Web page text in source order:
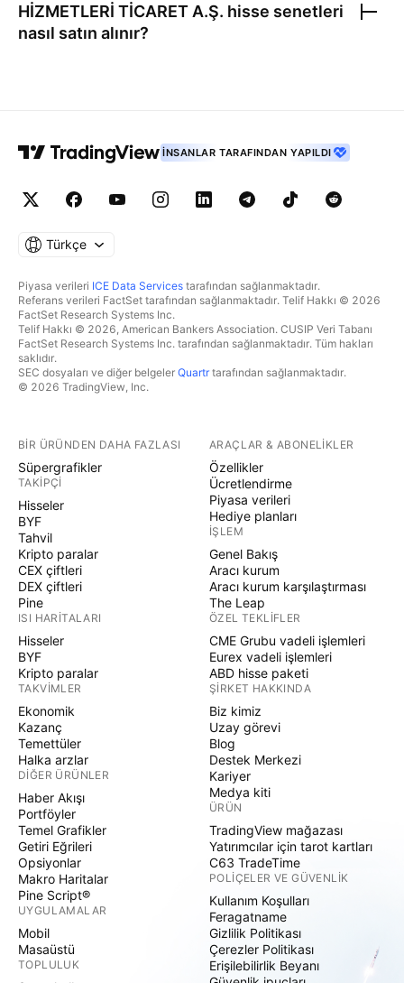
HİZMETLERİ TİCARET A.Ş. hisse senetleri
nasıl satın alınır?
İNSANLAR TARAFINDAN YAPILDI
Türkçe
Piyasa verileri ICE Data Services tarafından sağlanmaktadır.
Referans verileri FactSet tarafından sağlanmaktadır. Telif Hakkı © 2026
FactSet Research Systems Inc.
Telif Hakkı © 2026, American Bankers Association. CUSIP Veri Tabanı
FactSet Research Systems Inc. tarafından sağlanmaktadır. Tüm hakları
saklıdır.
SEC dosyaları ve diğer belgeler Quartrtarafından sağlanmaktadır.
© 2026 TradingView, Inc.
BIR ÜRÜNDEN DAHA FAZLASI
Süpergrafikler
TAKIPÇI
Hisseler
BYF
Tahvil
Kripto paralar
CEX çiftleri
DEX çiftleri
Pine
ISI HARITALARI
Hisseler
BYF
Kripto paralar
TAKVIMLER
Ekonomik
Kazanç
Temettüler
Halka arzlar
DIĞER ÜRÜNLER
Haber Akışı
Portföyler
Temel Grafikler
Getiri Eğrileri
Opsiyonlar
Makro Haritalar
Pine Script®
UYGULAMALAR
Mobil
Masaüstü
TOPLULUK
ARAÇLAR & ABONELIKLER
Özellikler
Ücretlendirme
Piyasa verileri
Hediye planları
İŞLEM
Genel Bakış
Aracı kurum
Aracı kurum karşılaştırması
The Leap
ÖZEL TEKLIFLER
CME Grubu vadeli işlemleri
Eurex vadeli işlemleri
ABD hisse paketi
ŞIRKET HAKKINDA
Biz kimiz
Uzay görevi
Blog
Destek Merkezi
Kariyer
Medya kiti
ÜRÜN
TradingView mağazası
Yatırımcılar için tarot kartları
C63 TradeTime
POLIÇELER VE GÜVENLIK
Kullanım Koşulları
Feragatname
Gizlilik Politikası
Çerezler Politikası
Erişilebilirlik Beyanı